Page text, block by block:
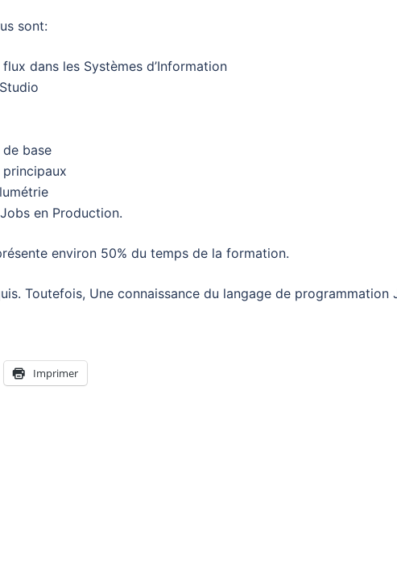
sont:
dans les Systèmes d’Information
base
en Production.
environ 50% du temps de la formation.
Toutefois, Une connaissance du langage de programmation
Imprimer